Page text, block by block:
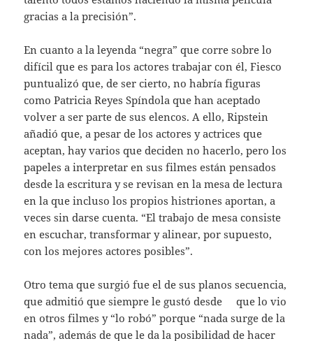
gracias a la precisión”.
En cuanto a la leyenda “negra” que corre sobre lo
difícil que es para los actores trabajar con él, Fiesco
puntualizó que, de ser cierto, no habría figuras
como Patricia Reyes Spíndola que han aceptado
volver a ser parte de sus elencos. A ello, Ripstein
añadió que, a pesar de los actores y actrices que
aceptan, hay varios que deciden no hacerlo, pero los
papeles a interpretar en sus filmes están pensados
desde la escritura y se revisan en la mesa de lectura
en la que incluso los propios histriones aportan, a
veces sin darse cuenta. “El trabajo de mesa consiste
en escuchar, transformar y alinear, por supuesto,
con los mejores actores posibles”.
Otro tema que surgió fue el de sus planos secuencia,
que admitió que siempre le gustó desde que lo vio
en otros filmes y “lo robó” porque “nada surge de la
nada”, además de que le da la posibilidad de hacer